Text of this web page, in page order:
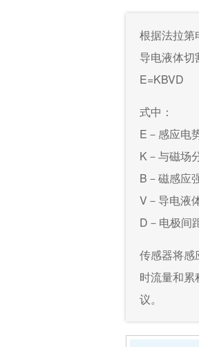
根据法拉第
导电液体
E=KBVD
式中：
E－感应电
K－与磁场
B－磁感应
V－导电液
D－电极间
传感器将感
时流量和
议。